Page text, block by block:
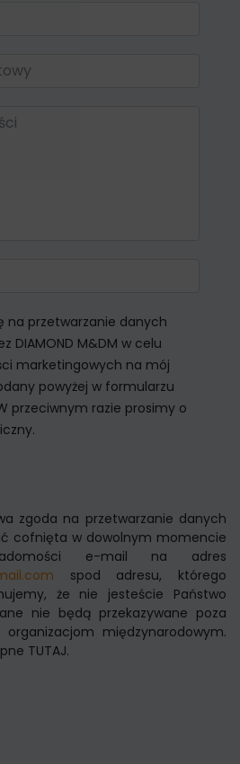
na przetwarzanie danych
DIAMOND M&DM w celu
marketingowych na mój
powyżej w formularzu
przeciwnym razie prosimy o
zgoda na przetwarzanie danych
cofnięta w dowolnym momencie
e-mail na adres
spod adresu, którego
że nie jesteście Państwo
nie będą przekazywane poza
międzynarodowym.
TUTAJ.